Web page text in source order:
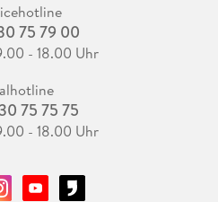
75 79 00
- 18.00 Uhr
75 75 75
- 18.00 Uhr